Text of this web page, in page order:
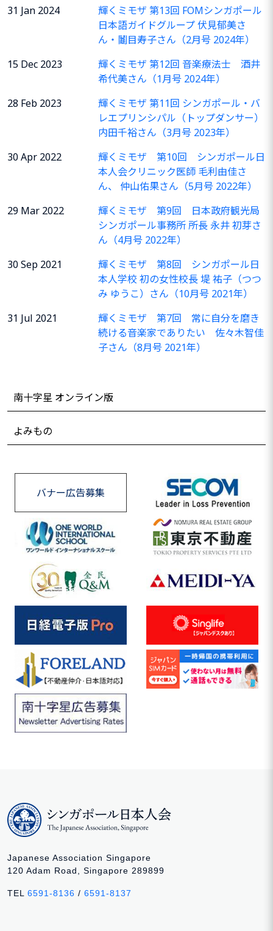
31 Jan 2024
輝くミモザ 第13回 FOMシンガポール
日本語ガイドグループ 伏見郁美さ
ん・鬮目寿子さん（2月号 2024年）
15 Dec 2023
輝くミモザ 第12回 音楽療法士 酒井
希代美さん（1月号 2024年）
28 Feb 2023
輝くミモザ 第11回 シンガポール・バ
レエプリンシパル（トップダンサー）
内田千裕さん（3月号 2023年）
30 Apr 2022
輝くミモザ 第10回 シンガポール日
本人会クリニック医師 毛利由佳さ
ん、 仲山佑果さん（5月号 2022年）
29 Mar 2022
輝くミモザ 第9回 日本政府観光局
シンガポール事務所 所長 永井 初芽さ
ん（4月号 2022年）
30 Sep 2021
輝くミモザ 第8回 シンガポール日
本人学校 初の女性校長 堤 祐子（つつ
み ゆうこ）さん（10月号 2021年）
31 Jul 2021
輝くミモザ 第7回 常に自分を磨き
続ける音楽家でありたい 佐々木智佳
子さん（8月号 2021年）
南十字星 オンライン版
よみもの
バナー広告募集
Japanese Association Singapore
120 Adam Road, Singapore 289899
TEL 6591-8136 / 6591-8137